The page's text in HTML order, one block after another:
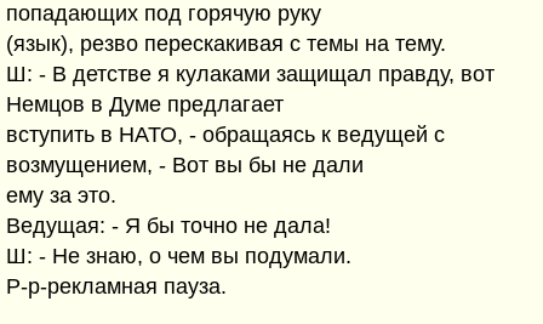
попадающих под горячую руку
(язык), резво перескакивая с темы на тему.
Ш: - В детстве я кулаками защищал правду, вот
Немцов в Думе предлагает
вступить в НАТО, - обращаясь к ведущей с
возмущением, - Вот вы бы не дали
ему за это.
Ведущая: - Я бы точно не дала!
Ш: - Не знаю, о чем вы подумали.
Р-р-рекламная пауза.